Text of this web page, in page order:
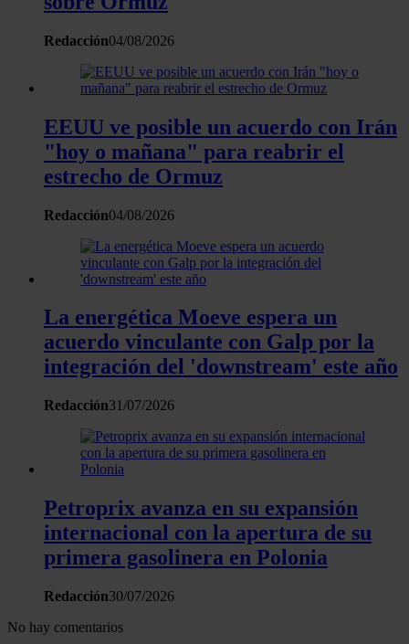
el contenido y los anuncios, ofrecer funciones de redes
sociales y analizar el tráfico. Además, compartimos
información sobre el uso que haga del sitio web con
web, quienes pueden combinarla con otra información
que les haya proporcionado o que hayan recopilado a
partir del uso que haya hecho de sus servicios.
Redacción04/08/2026
EEUU ve posible un acuerdo con Irán
"hoy o mañana" para reabrir el
estrecho de Ormuz
Redacción04/08/2026
La energética Moeve espera un
acuerdo vinculante con Galp por la
integración del 'downstream' este año
Redacción31/07/2026
Petroprix avanza en su expansión
internacional con la apertura de su
primera gasolinera en Polonia
Redacción30/07/2026
No hay comentarios